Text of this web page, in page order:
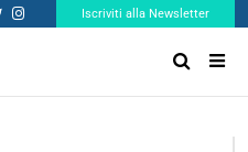
Iscriviti alla Newsletter